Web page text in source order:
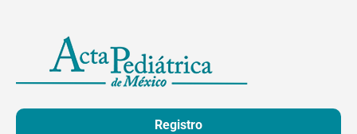
contenido
Registro